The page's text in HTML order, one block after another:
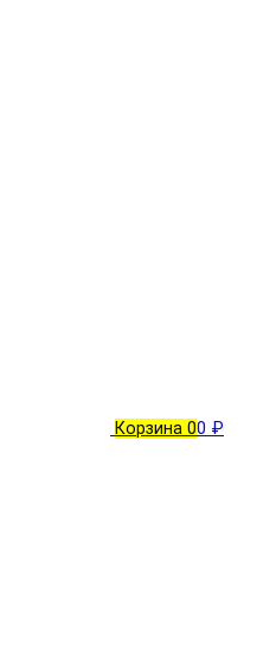
Корзина 00 ₽